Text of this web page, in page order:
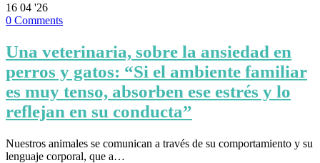
16 04 '26
0 Comments
Una veterinaria, sobre la ansiedad en
perros y gatos: “Si el ambiente familiar
es muy tenso, absorben ese estrés y lo
reflejan en su conducta”
Nuestros animales se comunican a través de su comportamiento y su
lenguaje corporal, que a…